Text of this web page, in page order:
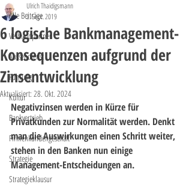
Alle Beiträge
Verbundpartner
Aussendienst
Führung
Kultur
Bankvertrieb
Firmenkundengeschäft
Strategie
Strategieklausur
6 logische Bankmanagement-
Konsequenzen aufgrund der
Zinsentwicklung
Ulrich Thaidigsmann
2. Sept. 2019
Aktualisiert: 28. Okt. 2024
Negativzinsen werden in Kürze für
Privatkunden zur Normalität werden. Denkt
man die Auswirkungen einen Schritt weiter,
stehen in den Banken nun einige
Management-Entscheidungen an.